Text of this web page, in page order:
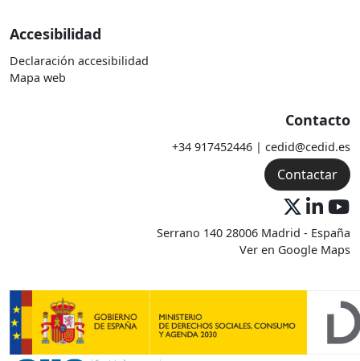
Accesibilidad
Declaración accesibilidad
Mapa web
Contacto
+34 917452446 | cedid@cedid.es
Contactar
Serrano 140 28006 Madrid - España
Ver en Google Maps